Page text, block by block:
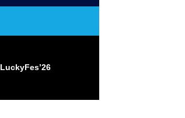
LuckyFes’26